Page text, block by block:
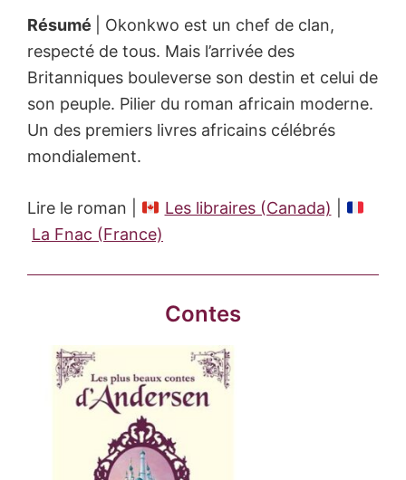
Résumé
| Okonkwo est un chef de clan,
respecté de tous. Mais l’arrivée des
Britanniques bouleverse son destin et celui de
son peuple. Pilier du roman africain moderne.
Un des premiers livres africains célébrés
mondialement.
Lire le roman | Les libraires (Canada)
La Fnac (France)
Contes